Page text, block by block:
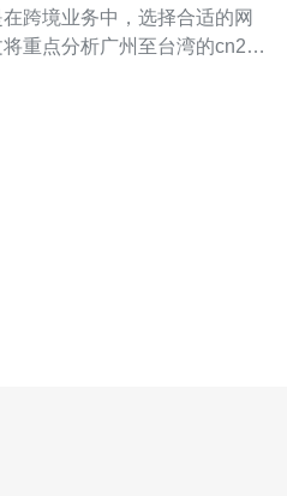
跨境业务中，选择合适的网
重点分析广州至台湾的cn2线
首先，我们需要